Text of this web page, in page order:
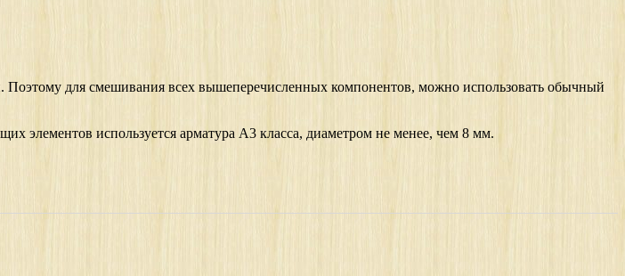
Поэтому для смешивания всех вышеперечисленных компонентов, можно использовать обычный
элементов используется арматура А3 класса, диаметром не менее, чем 8 мм.